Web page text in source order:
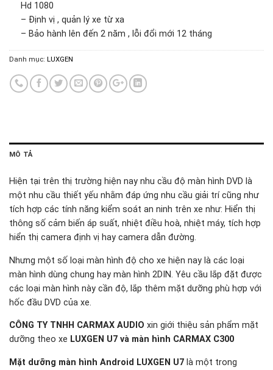
Hd 1080
– Định vị , quản lý xe từ xa
– Bảo hành lên đến 2 năm , lỗi đổi mới 12 tháng
Danh mục: LUXGEN
MÔ TẢ
Hiện tại trên thị trường hiện nay nhu cầu độ màn hình DVD là
một nhu cầu thiết yếu nhằm đáp ứng nhu cầu giải trí cũng như
tích hợp các tính năng kiểm soát an ninh trên xe như: Hiển thị
thông số cảm biến áp suất, nhiệt điều hoà, nhiệt máy, tích hợp
hiển thị camera định vị hay camera dẫn đường.
Nhưng một số loại màn hình độ cho xe hiện nay là các loại
màn hình dùng chung hay màn hình 2DIN. Yêu cầu lắp đặt được
các loại màn hình này cần độ, lắp thêm mặt dưỡng phù hợp với
hốc đầu DVD của xe.
CÔNG TY TNHH CARMAX AUDIO xin giới thiệu sản phẩm mặt
dưỡng theo xe LUXGEN U7 và màn hình CARMAX C300
Mặt dưỡng màn hình Android LUXGEN U7 là một trong